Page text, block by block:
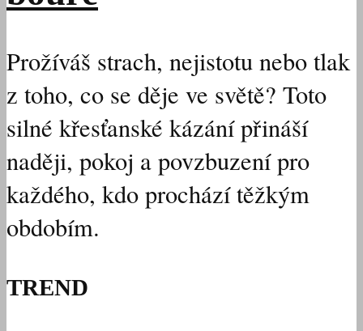
Prožíváš strach, nejistotu nebo tlak
z toho, co se děje ve světě? Toto
silné křesťanské kázání přináší
naději, pokoj a povzbuzení pro
každého, kdo prochází těžkým
obdobím.
TREND